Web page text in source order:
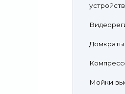
Домкраты
Мойки